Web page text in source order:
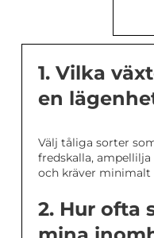
1. Vilka
en
Välj tåliga sorter
fredskalla,
och kräver minimalt
2. Hur ofta